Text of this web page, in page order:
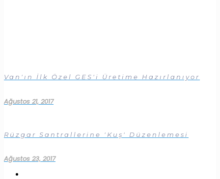
Van'ın İlk Özel GES'i Üretime Hazırlanıyor
Ağustos 21, 2017
Rüzgar Santrallerine 'Kuş' Düzenlemesi
Ağustos 23, 2017